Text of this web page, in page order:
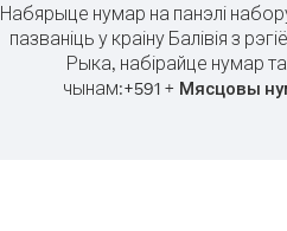
Набярыце нумар на панэлі
пазваніць у краіну Балівія з
Рыка, набірайце нумар
чынам:+591+ Мясцовы